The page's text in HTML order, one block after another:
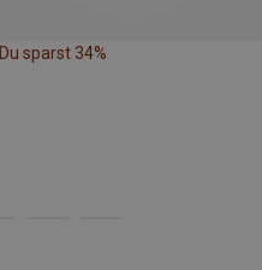
Du sparst 34%